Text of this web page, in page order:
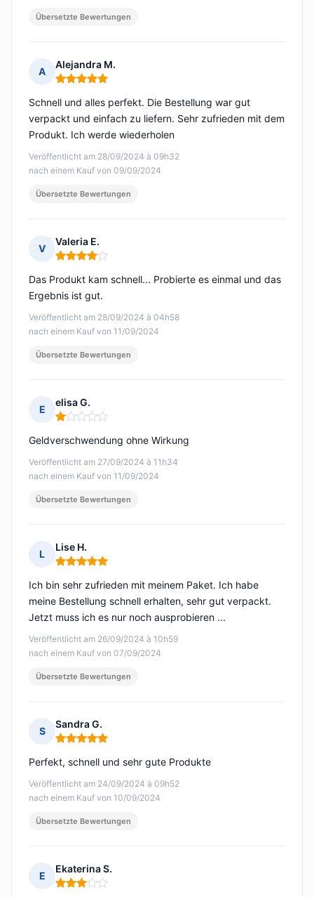
Übersetzte Bewertungen
A
Alejandra M.
Hinweis: 5 von 5
Veröffentlicht am 28/09/2024 à 09h32
nach einem Kauf von 09/09/2024
Schnell und alles perfekt. Die Bestellung war gut
verpackt und einfach zu liefern. Sehr zufrieden mit dem
Produkt. Ich werde wiederholen
Übersetzte Bewertungen
V
Valeria E.
Hinweis: 4 von 5
Veröffentlicht am 28/09/2024 à 04h58
nach einem Kauf von 11/09/2024
Das Produkt kam schnell... Probierte es einmal und das
Ergebnis ist gut.
Übersetzte Bewertungen
E
elisa G.
Hinweis: 1 von 5
Veröffentlicht am 27/09/2024 à 11h34
nach einem Kauf von 11/09/2024
Geldverschwendung ohne Wirkung
Übersetzte Bewertungen
L
Lise H.
Hinweis: 5 von 5
Veröffentlicht am 26/09/2024 à 10h59
nach einem Kauf von 07/09/2024
Ich bin sehr zufrieden mit meinem Paket. Ich habe
meine Bestellung schnell erhalten, sehr gut verpackt.
Jetzt muss ich es nur noch ausprobieren ...
Übersetzte Bewertungen
S
Sandra G.
Hinweis: 5 von 5
Veröffentlicht am 24/09/2024 à 09h52
nach einem Kauf von 10/09/2024
Perfekt, schnell und sehr gute Produkte
Übersetzte Bewertungen
E
Ekaterina S.
Hinweis: 3 von 5